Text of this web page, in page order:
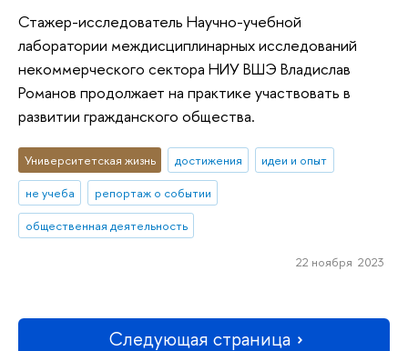
Стажер-исследователь Научно-учебной
лаборатории междисциплинарных исследований
некоммерческого сектора НИУ ВШЭ Владислав
Романов продолжает на практике участвовать в
развитии гражданского общества.
Университетская жизнь достижения
идеи и опыт
не учеба
репортаж о событии
общественная деятельность
22 ноября 2023
Следующая страница